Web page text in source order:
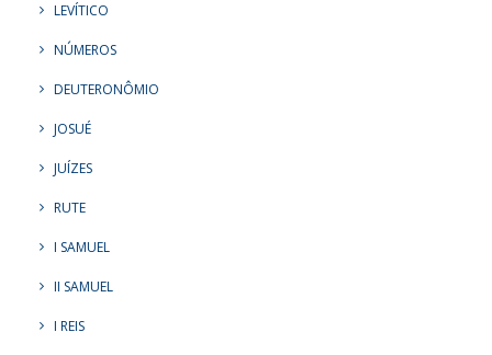
LEVÍTICO
NÚMEROS
DEUTERONÔMIO
JOSUÉ
JUÍZES
RUTE
I SAMUEL
II SAMUEL
I REIS